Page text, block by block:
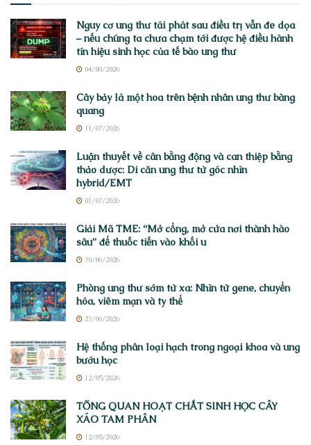
Nguy cơ ung thư tái phát sau điều trị vẫn đe dọa
– nếu chúng ta chưa chạm tới được hệ điều hành
tín hiệu sinh học của tế bào ung thư
04/08/2026
Cây bảy lá một hoa trên bệnh nhân ung thư bàng
quang
11/07/2026
Luận thuyết về cân bằng động và can thiệp bằng
thảo dược: Di căn ung thư từ góc nhìn
hybrid/EMT
01/07/2026
Giải Mã TME: “Mở cổng, mở cửa nơi thành hào
sâu” để thuốc tiến vào khối u
30/06/2026
Phòng ung thư sớm từ xa: Nhìn từ gene, chuyển
hóa, viêm mạn và ty thể
23/06/2026
Hệ thống phân loại hạch trong ngoại khoa và ung
bướu học
12/05/2026
TỔNG QUAN HOẠT CHẤT SINH HỌC CÂY
XÁO TAM PHÂN
12/05/2026